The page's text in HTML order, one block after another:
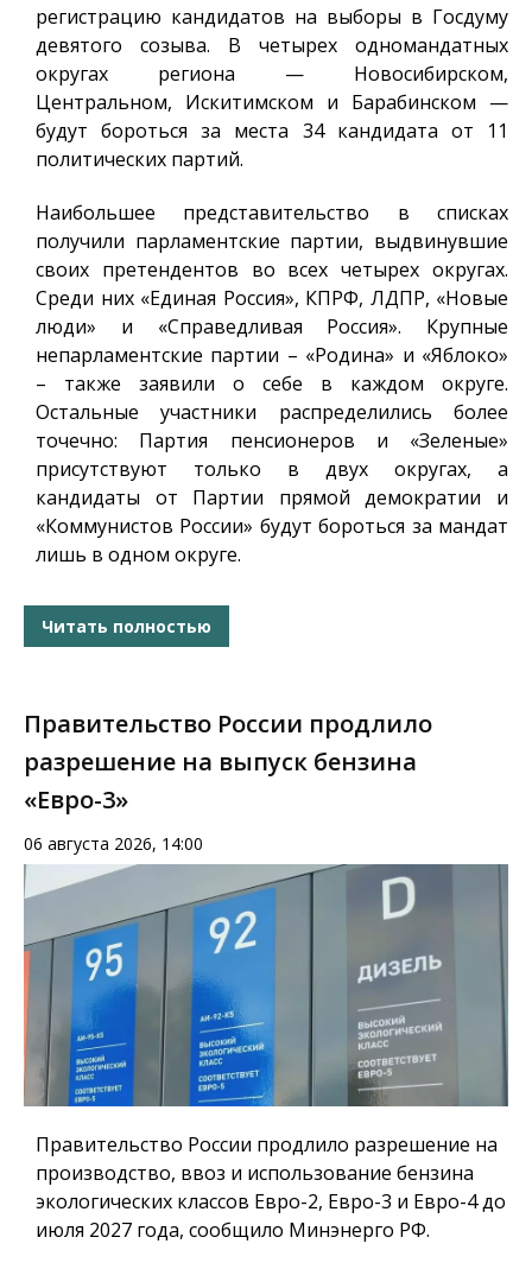
регистрацию кандидатов на выборы в Госдуму
девятого созыва. В четырех одномандатных
округах региона — Новосибирском,
Центральном, Искитимском и Барабинском —
будут бороться за места 34 кандидата от 11
политических партий.
Наибольшее представительство в списках
получили парламентские партии, выдвинувшие
своих претендентов во всех четырех округах.
Среди них «Единая Россия», КПРФ, ЛДПР, «Новые
люди» и «Справедливая Россия». Крупные
непарламентские партии – «Родина» и «Яблоко»
– также заявили о себе в каждом округе.
Остальные участники распределились более
точечно: Партия пенсионеров и «Зеленые»
присутствуют только в двух округах, а
кандидаты от Партии прямой демократии и
«Коммунистов России» будут бороться за мандат
лишь в одном округе.
Читать полностью
Правительство России продлило
разрешение на выпуск бензина
«Евро-3»
06 августа 2026, 14:00
Правительство России продлило разрешение на
производство, ввоз и использование бензина
экологических классов Евро-2, Евро-3 и Евро-4 до
июля 2027 года, сообщило Минэнерго РФ.